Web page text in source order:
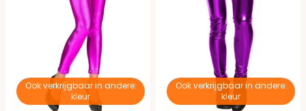
Ook verkrijgbaar in andere:
kleur
Ook verkrijgbaar in andere:
kleur